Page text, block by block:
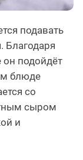
подавать
Благодаря
он подойдёт
блюде
со
сыром
и